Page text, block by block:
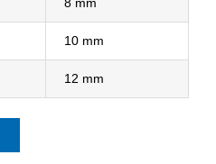
8 mm
10 mm
12 mm